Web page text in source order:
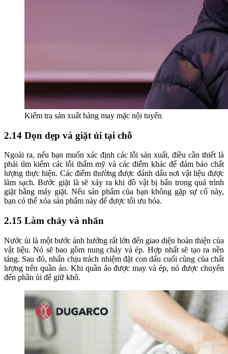
Kiểm tra sản xuất hàng may mặc nội tuyến
2.14 Dọn dẹp và giặt ủi tại chỗ
Ngoài ra, nếu bạn muốn xác định các lỗi sản xuất, điều cần thiết là
phải tìm kiếm các lỗi thẩm mỹ và các điểm khác để đảm bảo chất
lượng thực hiện. Các điểm thường được đánh dấu nơi vật liệu được
làm sạch. Bước giặt là sẽ xảy ra khi đồ vật bị bẩn trong quá trình
giặt bằng máy giặt. Nếu sản phẩm của bạn không gặp sự cố này,
bạn có thể xóa sản phẩm này để được tối ưu hóa.
2.15 Làm chảy và nhấn
Nước ủi là một bước ảnh hưởng rất lớn đến giao diện hoàn thiện của
vật liệu. Nó sẽ bao gồm nung chảy và ép. Hợp nhất sẽ tạo ra nền
tảng. Sau đó, nhấn chịu trách nhiệm đặt con dấu cuối cùng của chất
lượng trên quần áo. Khi quần áo được may và ép, nó được chuyển
đến phần ủi để giữ khô.